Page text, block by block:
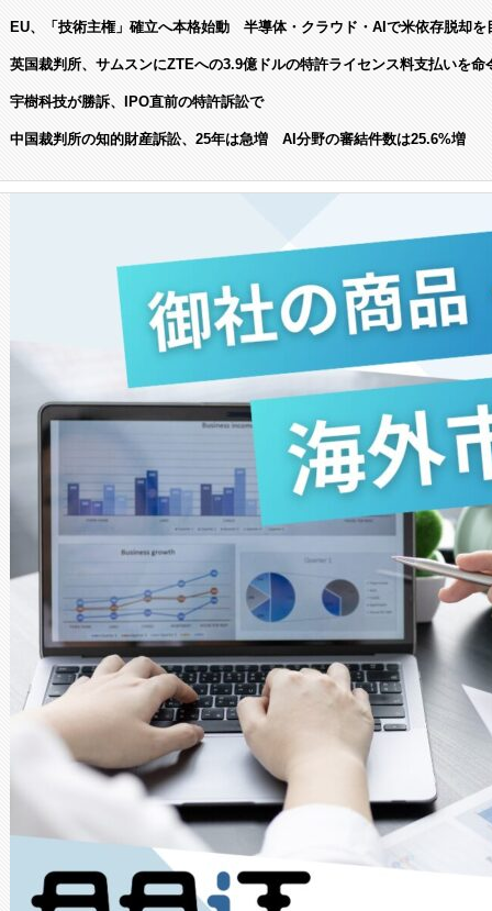
EU、「技術主権」確立へ本格始動 半導体・クラウド・AIで米依存脱却を
英国裁判所、サムスンにZTEへの3.9億ドルの特許ライセンス料支払いを命
宇樹科技が勝訴、IPO直前の特許訴訟で
中国裁判所の知的財産訴訟、25年は急増 AI分野の審結件数は25.6%増